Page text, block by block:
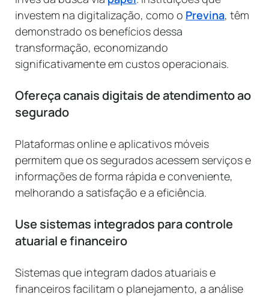
investem na digitalização, como o Previna, têm
demonstrado os benefícios dessa
transformação, economizando
significativamente em custos operacionais.
Ofereça canais digitais de atendimento ao
segurado
Plataformas online e aplicativos móveis
permitem que os segurados acessem serviços e
informações de forma rápida e conveniente,
melhorando a satisfação e a eficiência.
Use sistemas integrados para controle
atuarial e financeiro
Sistemas que integram dados atuariais e
financeiros facilitam o planejamento, a análise